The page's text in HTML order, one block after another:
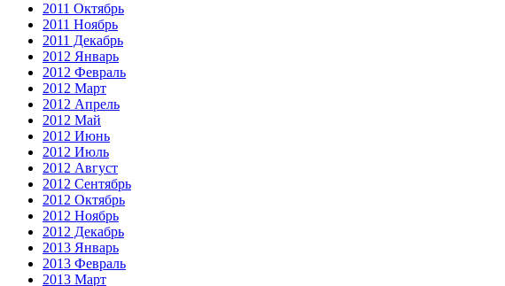
2011 Октябрь
2011 Ноябрь
2011 Декабрь
2012 Январь
2012 Февраль
2012 Март
2012 Апрель
2012 Май
2012 Июнь
2012 Июль
2012 Август
2012 Сентябрь
2012 Октябрь
2012 Ноябрь
2012 Декабрь
2013 Январь
2013 Февраль
2013 Март